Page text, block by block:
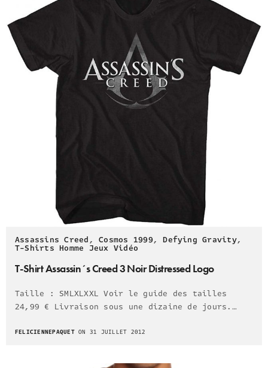
Assassins Creed,Cosmos 1999,Defying Gravity,
T-Shirts Homme Jeux Vidéo
T-Shirt Assassin´s Creed 3 Noir Distressed Logo
Taille : SMLXLXXL Voir le guide des tailles
24,99 € Livraison sous une dizaine de jours.…
FELICIENNEPAQUETON 31 JUILLET 2012